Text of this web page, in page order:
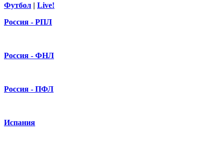
Футбол | Live!
Россия - РПЛ
Россия - ФНЛ
Россия - ПФЛ
Испания